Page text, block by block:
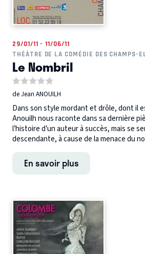
29/01/11 - 11/06/11
THÉÂTRE DE LA COMÉDIE DES CHAMPS-
Le Nombril
de Jean ANOUILH
Dans son style mordant et drôle, dont il
Anouilh nous raconte dans sa dernière
l’histoire d’un auteur à succès, mais se
descendante, à cause de la menace du
En savoir plus